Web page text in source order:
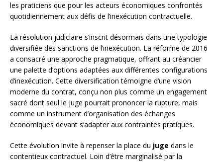
les praticiens que pour les acteurs économiques confrontés
quotidiennement aux défis de l’inexécution contractuelle.
La résolution judiciaire s’inscrit désormais dans une typologie
diversifiée des sanctions de l’inexécution. La réforme de 2016
a consacré une approche pragmatique, offrant au créancier
une palette d’options adaptées aux différentes configurations
d’inexécution. Cette diversification témoigne d’une vision
moderne du contrat, conçu non plus comme un engagement
sacré dont seul le juge pourrait prononcer la rupture, mais
comme un instrument d’organisation des échanges
économiques devant s’adapter aux contraintes pratiques.
Cette évolution invite à repenser la place du juge dans le
contentieux contractuel. Loin d’être marginalisé par la